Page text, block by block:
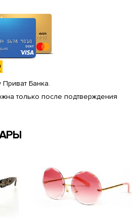
Приват Банка.
только после подтверждения